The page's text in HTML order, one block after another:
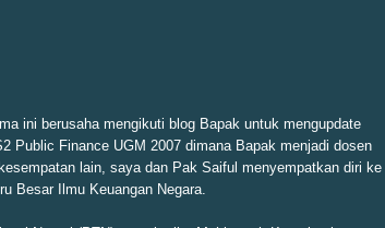
ini berusaha mengikuti blog Bapak untuk mengupdate
Public Finance UGM 2007 dimana Bapak menjadi dosen
lain, saya dan Pak Saiful menyempatkan diri ke
Besar Ilmu Keuangan Negara.